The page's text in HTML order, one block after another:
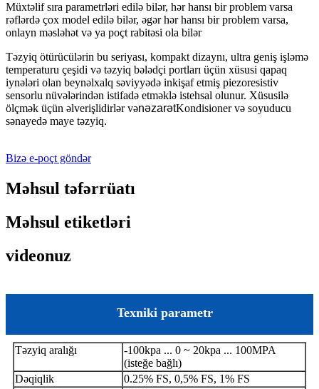
Müxtəlif sıra parametrləri edilə bilər, hər hansı bir problem varsa
rəflərdə çox model edilə bilər, əgər hər hansı bir problem varsa,
onlayn məsləhət və ya poçt rabitəsi ola bilər
Təzyiq ötürücülərin bu seriyası, kompakt dizaynı, ultra geniş işləmə
temperaturu çeşidi və təzyiq bələdçi portları üçün xüsusi qapaq
iynələri olan beynəlxalq səviyyədə inkişaf etmiş piezoresistiv
sensorlu nüvələrindən istifadə etməklə istehsal olunur. Xüsusilə
ölçmək üçün əlverişlidirlər vənəzarətKondisioner və soyuducu
sənayedə maye təzyiq.
Bizə e-poçt göndər
Məhsul təfərrüatı
Məhsul etiketləri
videonuz
Texniki parametr
Təzyiq aralığı
-100kpa ... 0 ~ 20kpa ... 100MPA
(isteğe bağlı)
Dəqiqlik
0.25% FS, 0,5% FS, 1% FS